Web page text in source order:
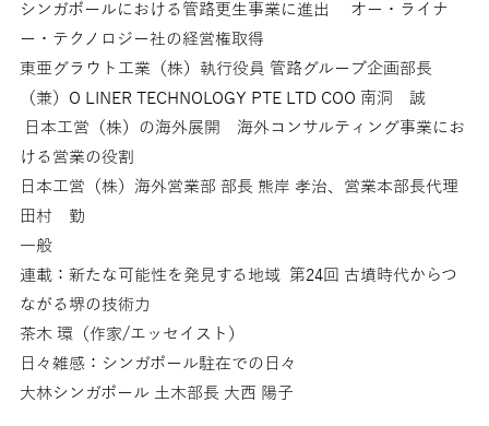
シンガポールにおける管路更生事業に進出 オー・ライナ
ー・テクノロジー社の経営権取得
東亜グラウト工業（株）執行役員 管路グループ企画部長
（兼）O LINER TECHNOLOGY PTE LTD COO 南洞 誠
日本工営（株）の海外展開 海外コンサルティング事業にお
ける営業の役割
日本工営（株）海外営業部 部長 熊岸 孝治、営業本部長代理
田村 勤
一般
連載：新たな可能性を発見する地域 第24回 古墳時代からつ
ながる堺の技術力
茶木 環（作家/エッセイスト）
日々雑感：シンガポール駐在での日々
大林シンガポール 土木部長 大西 陽子